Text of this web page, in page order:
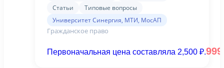
Статьи
Типовые вопросы
Университет Синергия, МТИ, МосАП
Гражданское право
Первоначальная цена составляла 2,500 ₽.